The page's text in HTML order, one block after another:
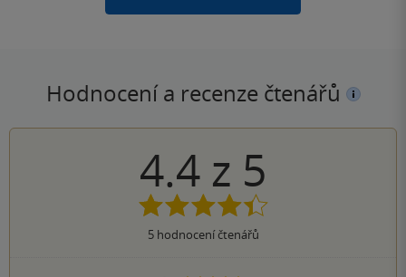
Hodnocení a recenze čtenářů
4.4 z 5
5hodnocení čtenářů